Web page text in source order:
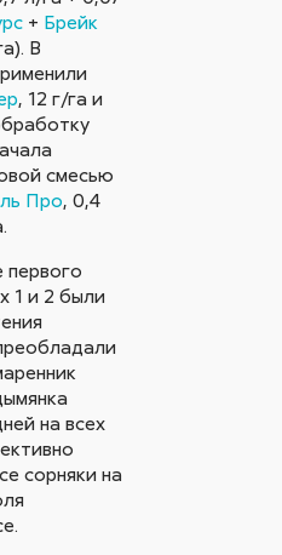
+ Брейк
В
, 12 г/га и
смесью
Про, 0,4
первого
1 и 2 были
на всех
сорняки на